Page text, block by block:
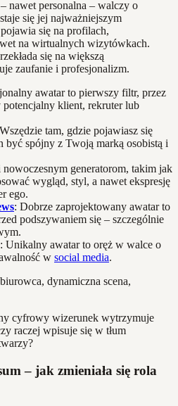
nawet personalna – walczy o
się jej najważniejszym
się na profilach,
na wirtualnych wizytówkach.
się na większą
zaufanie i profesjonalizm.
awatar to pierwszy filtr, przez
klient, rekruter lub
tam, gdzie pojawiasz się
być spójny z Twoją marką osobistą i
generatorom, takim jak
wygląd, styl, a nawet ekspresję
ego.
: Dobrze zaprojektowany awatar to
podszywaniem się – szczególnie
: Unikalny awatar to oręż w walce o
w social media.
cyfrowy wizerunek wytrzymuje
raczej wpisuje się w tłum
– jak zmieniała się rola